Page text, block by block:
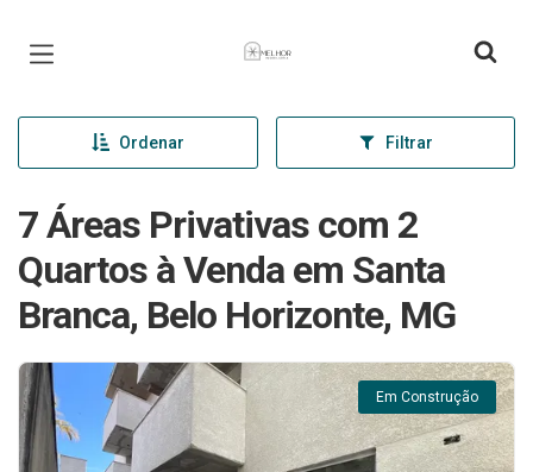
Página inicial
Ordenar Filtrar
7 Áreas Privativas com 2
Quartos à Venda em Santa
Branca, Belo Horizonte, MG
Em Construção